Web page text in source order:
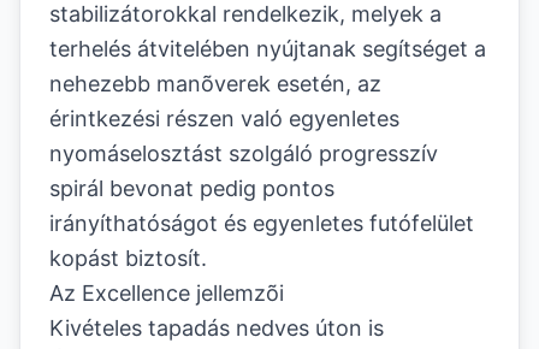
stabilizátorokkal rendelkezik, melyek a
terhelés átvitelében nyújtanak segítséget a
nehezebb manõverek esetén, az
érintkezési részen való egyenletes
nyomáselosztást szolgáló progresszív
spirál bevonat pedig pontos
irányíthatóságot és egyenletes futófelület
kopást biztosít.
Az Excellence jellemzõi
Kivételes tapadás nedves úton is